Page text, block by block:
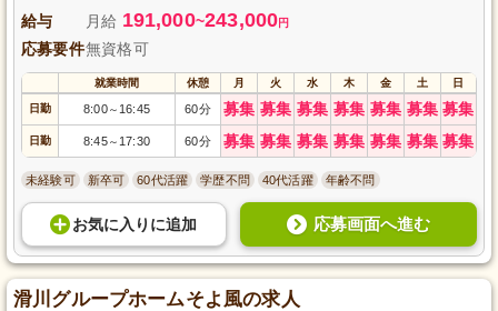
給与 月給 191,000~243,000円
応募要件無資格可
就業時間 休憩 月 火 水 木 金 土 日
日勤 8:00～ 16:45 60分 募集 募集 募集 募集 募集 募集 募集
日勤 8:45～ 17:30 60分 募集 募集 募集 募集 募集 募集 募集
未経験可 新卒可 60代活躍 学歴不問 40代活躍 年齢不問
お気に入り に追加 応募画面へ進む
滑川グループホームそよ風の求人